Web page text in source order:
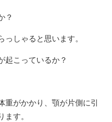
？
しゃると思います。
起こっているか？
重がかかり、顎が片側に引
ます。